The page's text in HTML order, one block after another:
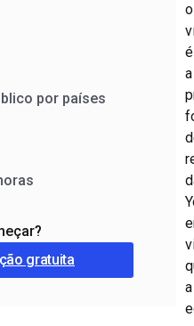
por países
gratuita
o
é
a
a